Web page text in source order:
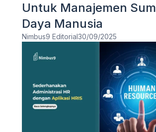
Untuk Manajemen
Daya Manusia
Nimbus9 Editorial30/09/2025